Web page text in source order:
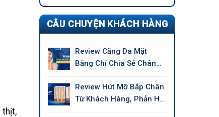
thịt,
CÂU CHUYỆN KHÁCH HÀNG
Review Căng Da Mặt
Bằng Chỉ Chia Sẻ Chân
Review Hút Mỡ Bắp Chân
Từ Khách Hàng, Phản Hồi